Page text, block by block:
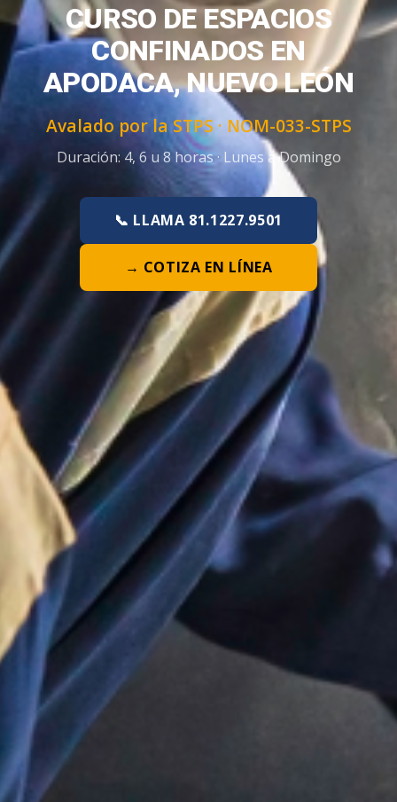
CURSO DE ESPACIOS
CONFINADOS EN
APODACA, NUEVO LEÓN
Avalado por la STPS · NOM-033-STPS
Duración: 4, 6 u 8 horas· Lunes a Domingo
📞 LLAMA 81.1227.9501
→ COTIZA EN LÍNEA